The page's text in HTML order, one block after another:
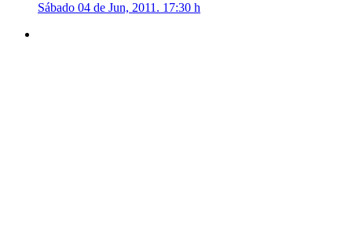
Sábado 04 de Jun, 2011. 17:30 h